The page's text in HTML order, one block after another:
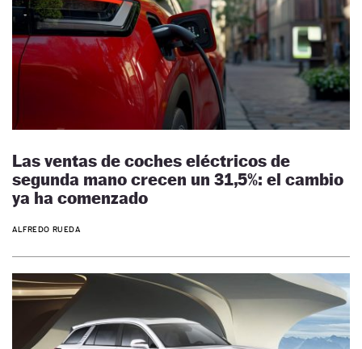
Las ventas de coches eléctricos de
segunda mano crecen un 31,5%: el cambio
ya ha comenzado
ALFREDO RUEDA